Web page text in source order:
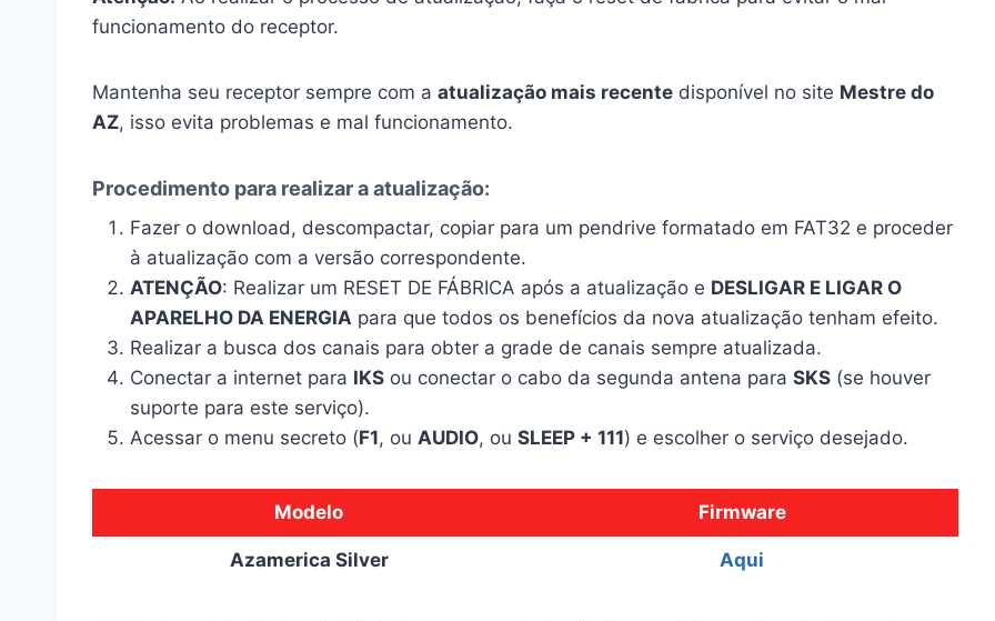
funcionamento do receptor.
Mantenha seu receptor sempre com a atualização mais recente disponível no site Mestre do
AZ, isso evita problemas e mal funcionamento.
Procedimento para realizar a atualização:
Fazer o download, descompactar, copiar para um pendrive formatado em FAT32 e proceder
à atualização com a versão correspondente.
ATENÇÃO: Realizar um RESET DE FÁBRICA após a atualização e DESLIGAR E LIGAR O
APARELHO DA ENERGIA para que todos os benefícios da nova atualização tenham efeito.
Realizar a busca dos canais para obter a grade de canais sempre atualizada.
Conectar a internet para IKS ou conectar o cabo da segunda antena para SKS (se houver
suporte para este serviço).
Acessar o menu secreto (F1, ou AUDIO, ou SLEEP + 111) e escolher o serviço desejado.
Modelo Firmware
Azamerica Silver Aqui